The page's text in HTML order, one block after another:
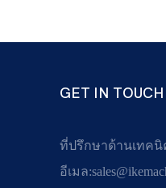
GET IN
ที่ปรึกษาด้านเทคนิ
อีเมล: